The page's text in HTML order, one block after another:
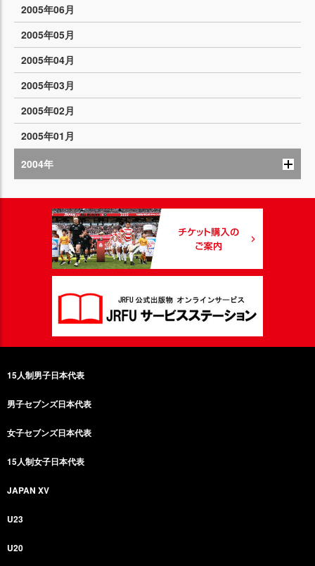
2005年06月
2005年05月
2005年04月
2005年03月
2005年02月
2005年01月
2004年
15人制男子日本代表
男子セブンズ日本代表
女子セブンズ日本代表
15人制女子日本代表
JAPAN XV
U23
U20